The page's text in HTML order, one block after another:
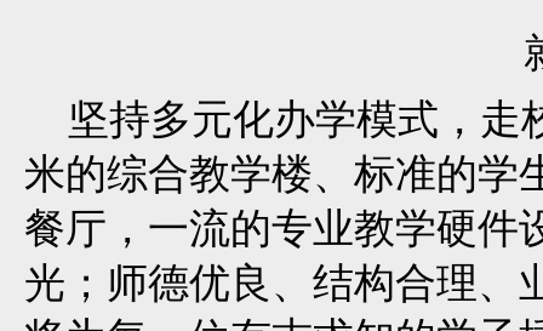
坚持多元化办学模式，走
米的综合教学楼、标准的学
餐厅，一流的专业教学硬件
光；师德优良、结构合理、